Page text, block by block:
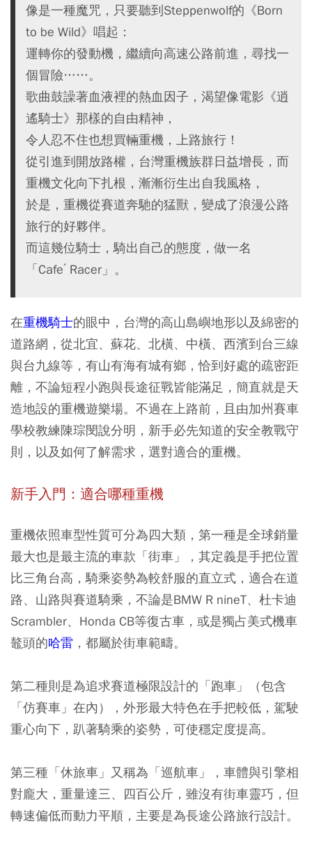
像是一種魔咒，只要聽到Steppenwolf的《Born
to be Wild》唱起：
運轉你的發動機，繼續向高速公路前進，尋找一
個冒險……。
歌曲鼓譟著血液裡的熱血因子，渴望像電影《逍
遙騎士》那樣的自由精神，
令人忍不住也想買輛重機，上路旅行！
從引進到開放路權，台灣重機族群日益增長，而
重機文化向下扎根，漸漸衍生出自我風格，
於是，重機從賽道奔馳的猛獸，變成了浪漫公路
旅行的好夥伴。
而這幾位騎士，騎出自己的態度，做一名
「Cafe′ Racer」。
在重機騎士的眼中，台灣的高山島嶼地形以及綿密的
道路網，從北宜、蘇花、北橫、中橫、西濱到台三線
與台九線等，有山有海有城有鄉，恰到好處的疏密距
離，不論短程小跑與長途征戰皆能滿足，簡直就是天
造地設的重機遊樂場。不過在上路前，且由加州賽車
學校教練陳琮閔說分明，新手必先知道的安全教戰守
則，以及如何了解需求，選對適合的重機。
新手入門：適合哪種重機
重機依照車型性質可分為四大類，第一種是全球銷量
最大也是最主流的車款「街車」，其定義是手把位置
比三角台高，騎乘姿勢為較舒服的直立式，適合在道
路、山路與賽道騎乘，不論是BMW R nineT、杜卡迪
Scrambler、Honda CB等復古車，或是獨占美式機車
鼇頭的哈雷 ，都屬於街車範疇。
第二種則是為追求賽道極限設計的「跑車」（包含
「仿賽車」在內），外形最大特色在手把較低，駕駛
重心向下，趴著騎乘的姿勢，可使穩定度提高。
第三種「休旅車」又稱為「巡航車」，車體與引擎相
對龐大，重量達三、四百公斤，雖沒有街車靈巧，但
轉速偏低而動力平順，主要是為長途公路旅行設計。